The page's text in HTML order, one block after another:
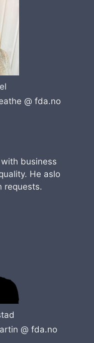
@ fda.no
business
He aslo
requests.
@ fda.no